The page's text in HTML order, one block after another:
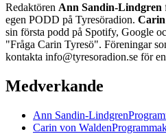
Redaktören Ann Sandin-Lindgren
egen PODD på Tyresöradion. Carin
sin första podd på Spotify, Google
"Fråga Carin Tyresö". Föreningar
kontakta info@tyresoradion.se för
Medverkande
Ann Sandin-Lindgren
Carin von Walden